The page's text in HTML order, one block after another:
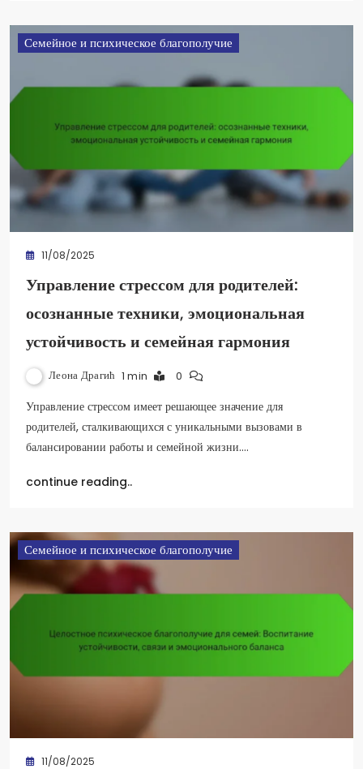
Семейное и психическое благополучие
11/08/2025
Управление стрессом для родителей:
осознанные техники, эмоциональная
устойчивость и семейная гармония
Леона Драгић 1 min 0
Управление стрессом имеет решающее значение для
родителей, сталкивающихся с уникальными вызовами в
балансировании работы и семейной жизни.…
continue reading..
Семейное и психическое благополучие
11/08/2025